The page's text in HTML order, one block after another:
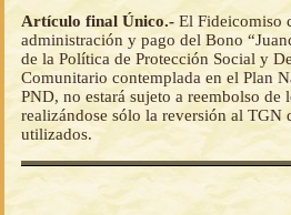
Artículo final Único.- El Fideicomiso
administración y pago del Bono
de la Política de Protección Social y
Comunitario contemplada en el Plan
PND, no estará sujeto a reembolso de
realizándose sólo la reversión al TGN
utilizados.